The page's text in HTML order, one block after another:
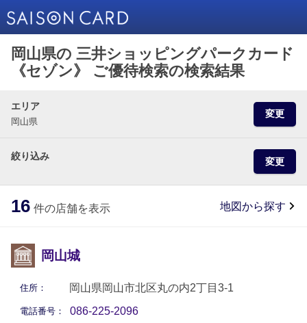
岡山県の 三井ショッピングパークカード
《セゾン》 ご優待検索の検索結果
エリア
岡山県
変更
絞り込み 変更
16 件の店舗を表示 地図から探す
岡山城
住所： 岡山県岡山市北区丸の内2丁目3-1
電話番号： 086-225-2096